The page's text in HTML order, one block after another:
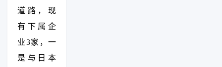
道路，现
有下属企
业3家，一
是与日本